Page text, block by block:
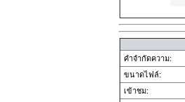
คำจำกัดความ:
ขนาดไฟล์:
เข้าชม: